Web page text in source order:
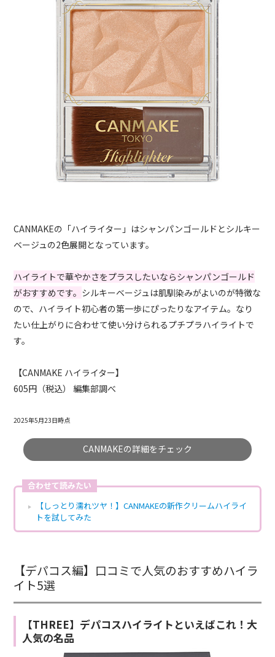
CANMAKEの「ハイライター」はシャンパンゴールドとシルキー
ベージュの2色展開となっています。
ハイライトで華やかさをプラスしたいならシャンパンゴールド
がおすすめです。 シルキーベージュは肌馴染みがよいのが特徴な
ので、ハイライト初心者の第一歩にぴったりなアイテム。なり
たい仕上がりに合わせて使い分けられるプチプラハイライトで
す。
【CANMAKE ハイライター】
605円（税込） 編集部調べ
2025年5月23日時点
CANMAKEの詳細をチェック
合わせて読みたい
【しっとり濡れツヤ！】CANMAKEの新作クリームハイライ
トを試してみた
【デパコス編】口コミで人気のおすすめハイラ
イト5選
【THREE】デパコスハイライトといえばこれ！大
人気の名品